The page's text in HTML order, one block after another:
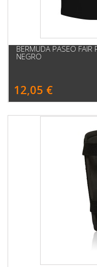
BERMUDA PASEO FAIR
NEGRO
12,05 €